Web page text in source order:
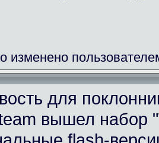
для
вышел набор